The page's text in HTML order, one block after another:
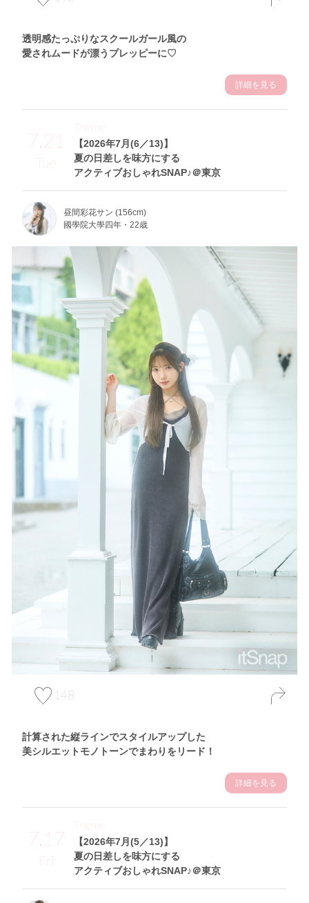
透明感たっぷりなスクールガール風の
愛されムードが漂うプレッピーに♡
詳細を見る
7.21
Tue
【2026年7月(6／13)】
夏の日差しを味方にする
アクティブおしゃれSNAP♪＠東京
Theme
昼間彩花サン (156cm)
國學院大學四年・22歳
148
計算された縦ラインでスタイルアップした
美シルエットモノトーンでまわりをリード！
詳細を見る
7.17
Fri
【2026年7月(5／13)】
夏の日差しを味方にする
アクティブおしゃれSNAP♪＠東京
Theme